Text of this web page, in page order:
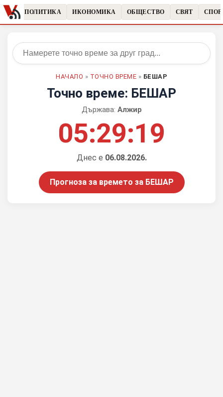
ПОЛИТИКА ИКОНОМИКА ОБЩЕСТВО СВЯТ
НАЧАЛО » ТОЧНО ВРЕМЕ » БЕШАР
Точно време: БЕШАР
Държава: Алжир
05:29:19
Днес е 06.08.2026.
Прогноза за времето за БЕШАР